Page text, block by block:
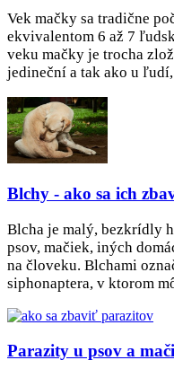
Vek mačky sa tradične
ekvivalentom 6 až 7
veku mačky je trocha
jedineční a tak ako u
Blchy - ako sa ich
Blcha je malý, bezkrídly
psov, mačiek, iných
na človeku. Blchami
siphonaptera, v ktorom
Parazity u psov a